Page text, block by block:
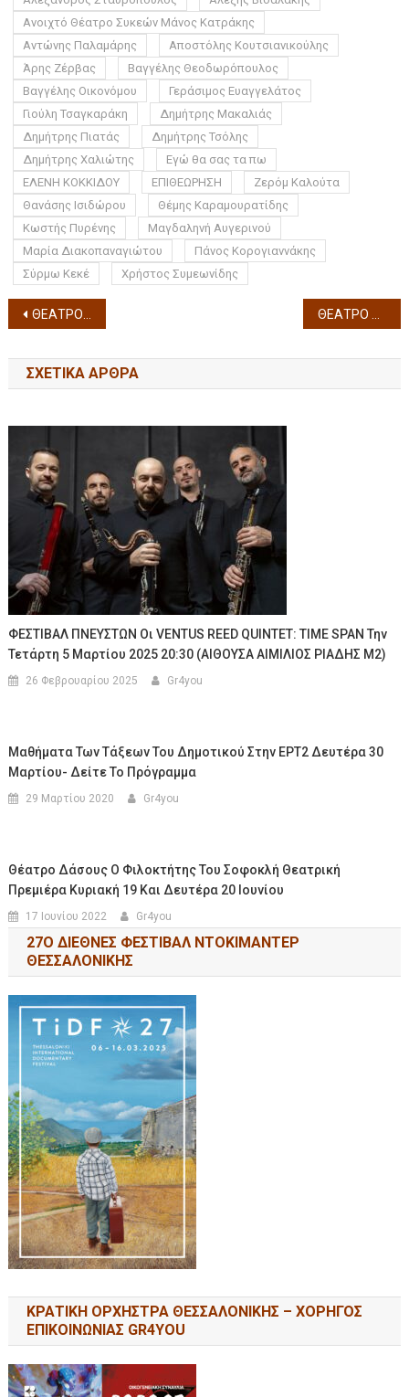
Ανοιχτό Θέατρο Συκεών Μάνος Κατράκης
Αντώνης Παλαμάρης
Αποστόλης Κουτσιανικούλης
Άρης Ζέρβας
Βαγγέλης Θεοδωρόπουλος
Βαγγέλης Οικονόμου
Γεράσιμος Ευαγγελάτος
Γιούλη Τσαγκαράκη
Δημήτρης Μακαλιάς
Δημήτρης Πιατάς
Δημήτρης Τσόλης
Δημήτρης Χαλιώτης
Εγώ θα σας τα πω
ΕΛΕΝΗ ΚΟΚΚΙΔΟΥ
ΕΠΙΘΕΩΡΗΣΗ
Ζερόμ Καλούτα
Θανάσης Ισιδώρου
Θέμης Καραμουρατίδης
Κωστής Πυρένης
Μαγδαληνή Αυγερινού
Μαρία Διακοπαναγιώτου
Πάνος Κορογιαννάκης
Σύρμω Κεκέ
Χρήστος Συμεωνίδης
ΘΕΑΤΡΟ ΚΗΠΟΥ ΟΙΚΟΓΕΝΕΙΑ ΤΣΕΚΜΕ Τετάρτη 8, Πέμπτη 9 & Παρασκευή 10 Ιουλίου 2026
ΣΧΕΤΙΚΆ ΆΡΘΡΑ
ΦΕΣΤΙΒΑΛ ΠΝΕΥΣΤΩΝ Οι VENTUS REED QUINTET: TIME SPAN Την
Τετάρτη 5 Μαρτίου 2025 20:30 (ΑΙΘΟΥΣΑ ΑΙΜΙΛΙΟΣ ΡΙΑΔΗΣ Μ2)
26 Φεβρουαρίου 2025 Gr4you
Μαθήματα Των Τάξεων Του Δημοτικού Στην ΕΡΤ2 Δευτέρα 30
Μαρτίου- Δείτε Το Πρόγραμμα
29 Μαρτίου 2020 Gr4you
Θέατρο Δάσους Ο Φιλοκτήτης Του Σοφοκλή Θεατρική
Πρεμιέρα Κυριακή 19 Και Δευτέρα 20 Ιουνίου
17 Ιουνίου 2022 Gr4you
27Ο ΔΙΕΘΝΕΣ ΦΕΣΤΙΒΑΛ ΝΤΟΚΙΜΑΝΤΕΡ
ΘΕΣΣΑΛΟΝΙΚΗΣ
ΚΡΑΤΙΚΗ ΟΡΧΗΣΤΡΑ ΘΕΣΣΑΛΟΝΙΚΗΣ – ΧΟΡΗΓΟΣ
ΕΠΙΚΟΙΝΩΝΙΑΣ GR4YOU